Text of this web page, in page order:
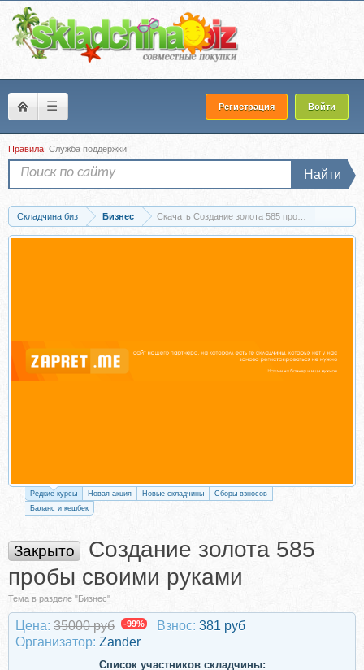
☰ Регистрация Войти
Правила Служба поддержки
Найти
Складчина биз Бизнес Скачать Создание золота 585 пробы своими
Редкие курсы Новая акция Новые складчины
Сборы взносов
Баланс и кешбек
Закрыто
Создание золота 585
пробы своими руками
Тема в разделе "Бизнес"
Цена: 35000 руб -99% Взнос: 381 руб
Организатор: Zander
Список участников складчины: